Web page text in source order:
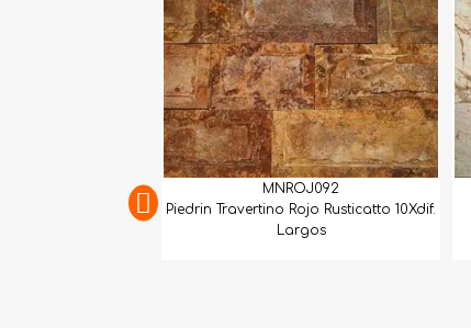
MNROJ092
Piedrin Travertino Rojo Rusticatto 10Xdif.
Largos